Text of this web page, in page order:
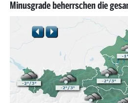
Minusgrade beherrschen die